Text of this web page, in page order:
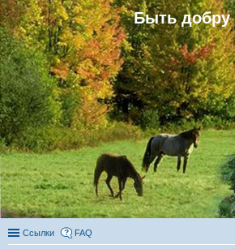
Быть добру
Ссылки FAQ